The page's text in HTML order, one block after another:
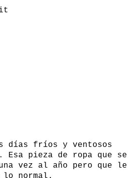
días fríos y ventosos
Esa pieza de ropa que se
vez al año pero que le
lo normal.